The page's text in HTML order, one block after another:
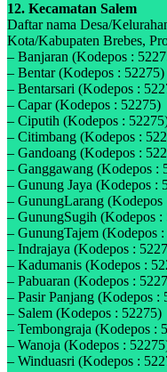
12. Kecamatan Salem
Daftar nama Desa/
Kota/Kabupaten Brebes,
– Banjaran (Kodepos :
– Bentar (Kodepos : 52275)
– Bentarsari (Kodepos :
– Capar (Kodepos : 52275)
– Ciputih (Kodepos :
– Citimbang (Kodepos :
– Gandoang (Kodepos :
– Ganggawang (Kodepos :
– Gunung Jaya (Kodepos :
– GunungLarang (Kodepos
– GunungSugih (Kodepos :
– GunungTajem (Kodepos
– Indrajaya (Kodepos :
– Kadumanis (Kodepos :
– Pabuaran (Kodepos :
– Pasir Panjang (Kodepos :
– Salem (Kodepos : 52275)
– Tembongraja (Kodepos :
– Wanoja (Kodepos :
– Winduasri (Kodepos :